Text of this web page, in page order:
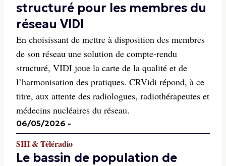
structuré pour les membres du
réseau VIDI
En choisissant de mettre à disposition des membres
de son réseau une solution de compte-rendu
structuré, VIDI joue la carte de la qualité et de
l’harmonisation des pratiques. CRVidi répond, à ce
titre, aux attente des radiologues, radiothérapeutes et
médecins nucléaires du réseau.
06/05/2026 -
SIH & Téléradio
Le bassin de population de